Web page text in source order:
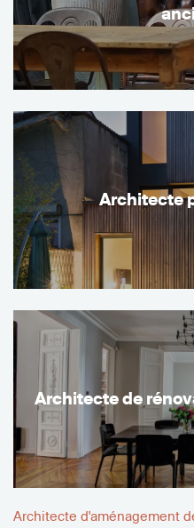
Architecte
Architecte de
Architecte d'aménagement